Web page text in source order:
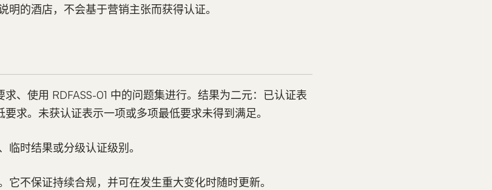
明的酒店，不会基于营销主张而获得认证。
、使用 RDFASS-01 中的问题集进行。结果为二元：已认证表
求。未获认证表示一项或多项最低要求未得到满足。
临时结果或分级认证级别。
它不保证持续合规，并可在发生重大变化时随时更新。